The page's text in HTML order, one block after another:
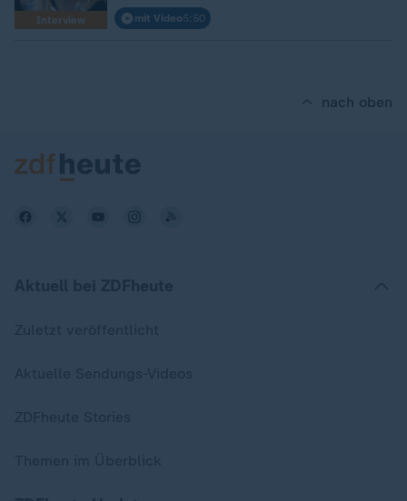
Interview mit Video5:50
nach oben